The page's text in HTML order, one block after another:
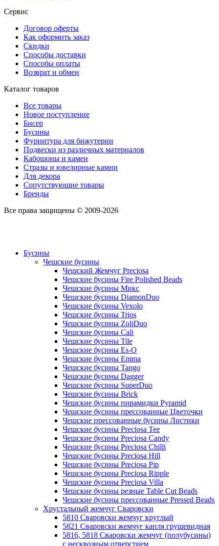
Сервис
Договор оферты
Как оформить заказ
Скидки
Способы доставки
Способы оплаты
Возврат и обмен
Каталог товаров
Все товары
Новое поступление
Бисер
Бусины
Фурнитура для бижутерии
Подвески из различных материалов
Кабошоны и камеи
Стразы и ювелирные камни
Для декора
Сопутствующие товары
Бренды
Все права защищены © 2009-2026
Бусины
Чешские бусины
Чешский Жемчуг Preciosa
Чешские бусины Fire Polished Beads
Чешские бусины Микс
Чешские бусины DiamonDuo
Чешские бусины Vexolo
Чешские бусины Trios
Чешские бусины ZoliDuo
Чешские бусины Cali
Чешские бусины Tile
Чешские бусины Es-O
Чешские бусины Emma
Чешские бусины Tango
Чешские бусины Dagger
Чешские бусины SuperDuo
Чешские бусины Brick
Чешские бусины пирамидки Pyramid
Чешские бусины прессованные Цветочки
Чешские прессованные бусины Листики
Чешские бусины Preciosa Tee
Чешские бусины Preciosa Candy
Чешские бусины Preciosa Chilli
Чешские бусины Preciosa Hill
Чешские бусины Preciosa Pip
Чешские бусины Preciosa Ripple
Чешские бусины Preciosa Villa
Чешские бусины резные Table Cut Beads
Чешские бусины прессованные Pressed Beads
Хрустальный жемчуг Сваровски
5810 Сваровски жемчуг круглый
5821 Сваровски жемчуг капля грушевидная
5816, 5818 Сваровски жемчуг (полубусины)
с несквозным отверстием